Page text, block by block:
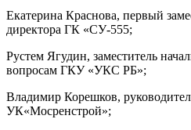
Екатерина Краснова, первый
директора ГК «СУ-555;
Рустем Ягудин, заместитель
вопросам ГКУ «УКС РБ»;
Владимир Корешков,
УК«Мосренстрой»;